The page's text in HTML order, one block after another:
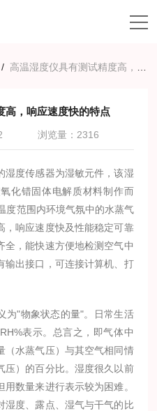
/ 高温湿度仪具有测试精度高，响应速度快的特点
高，响应速度快的特点
浏览量：2316
度传感器为湿敏元件，该湿
化错固体电解质材料制作而
范围内环境气氛中的水蒸气
，响应速度快及性能稳定可靠
全，能快速方便地检测空气中
输出接口，可连接计算机、打
"物象状态的量"。日常生活
表示。总言之，即气体中
（水蒸气压）与其空气相同情
压）的百分比。湿度很久以前
数量来进行表示较为困难。
湿度、露点、湿气与干气的比